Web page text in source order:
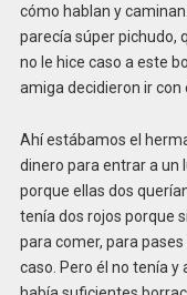
cómo hablan y
parecía súper pichudo,
no le hice caso a este
amiga decidieron ir con
Ahí estábamos el
dinero para entrar a un
porque ellas dos
tenía dos rojos porque
para comer, para
caso. Pero él no tenía